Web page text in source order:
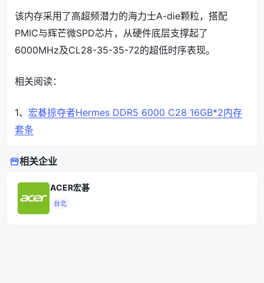
该内存采用了高超频潜力的海力士A-die颗粒，搭配
PMIC与辉芒微SPD芯片，从硬件底层支撑起了
6000MHz及CL28-35-35-72的超低时序表现。
相关阅读：
1、 宏碁掠夺者Hermes DDR5 6000 C28 16GB*2内存
套条
相关企业
ACER宏碁
台北